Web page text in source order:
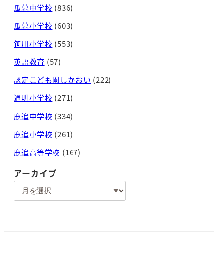
瓜幕中学校 (836)
瓜幕小学校 (603)
笹川小学校 (553)
英語教育 (57)
認定こども園しかおい (222)
通明小学校 (271)
鹿追中学校 (334)
鹿追小学校 (261)
鹿追高等学校 (167)
アーカイブ